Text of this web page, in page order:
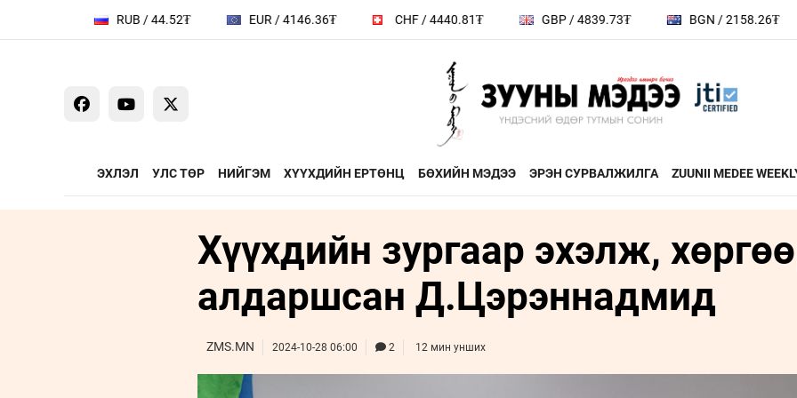
EUR / 4146.36₮ CHF / 4440.81₮ GBP / 4839.73₮ BGN / 2158.26₮ HUF / 11.47₮
ЭХЛЭЛ УЛС ТӨР НИЙГЭМ ХҮҮХДИЙН ЕРТӨНЦ БӨХИЙН МЭДЭЭ ЭРЭН СУРВАЛЖИЛГА ZUUNII MEDEE
ҮЗЭЛ БОДЛЫН ЧӨЛӨӨТ
ЯРИЛЦАХ ЦАГ
Сайд ярьж байна
Зууны мэдээний зочин
Бизнес хөгжил
Leaderships forum
ДӨРВӨН ХӨЛТЭЙ АНД
ӨӨРЧИЛЬЕ
ФОТО
ЭДИЙН
ҮНДЭСНИЙ
Хүүхдийн зургаар эхэлж,
алдаршсан Д.Цэрэннадмид
ZMS.MN 2024-10-28 06:00 2 12 мин унших